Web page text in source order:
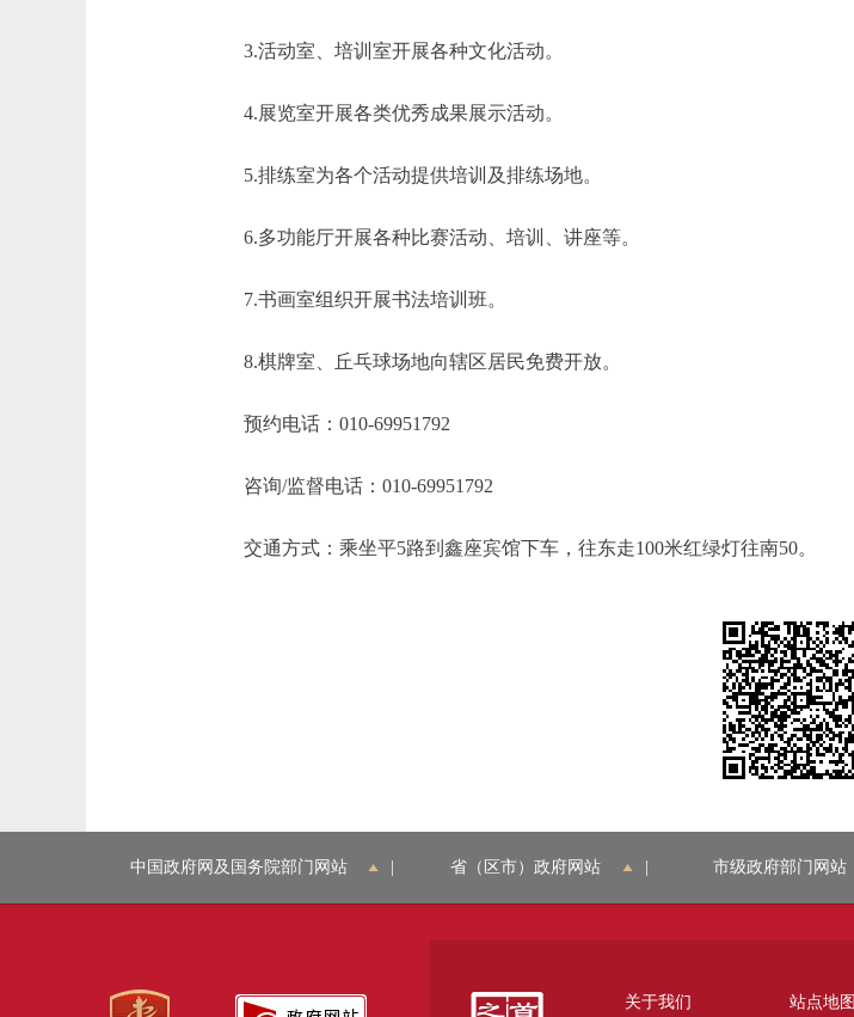
3.活动室、培训室开展各种文化活动。
4.展览室开展各类优秀成果展示活动。
5.排练室为各个活动提供培训及排练场地。
6.多功能厅开展各种比赛活动、培训、讲座等。
7.书画室组织开展书法培训班。
8.棋牌室、丘乓球场地向辖区居民免费开放。
预约电话：010-69951792
咨询/监督电话：010-69951792
交通方式：乘坐平5路到鑫座宾馆下车，往东走100米红绿灯往南50。
中国政府网及国务院部门网站 省（区市）政府网站 市级政府部门网站
关于我们 站点地图